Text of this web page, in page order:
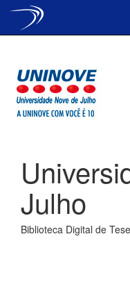
Julho
Biblioteca Digital de